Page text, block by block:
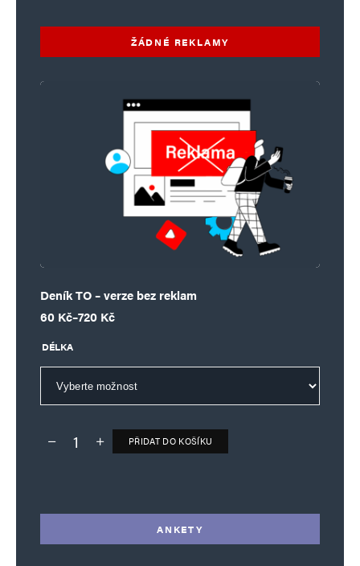
ŽÁDNÉ REKLAMY
Deník TO – verze bez reklam
60 Kč–720 Kč
Rozpětí cen: 60 Kč až 720 Kč
DÉLKA
Deník TO – verze bez reklam množství
PŘIDAT DO KOŠÍKU
ANKETY